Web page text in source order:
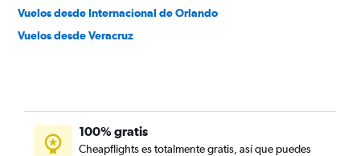
Vuelos desde Internacional de Orlando
Vuelos desde Veracruz
100% gratis
Cheapflights es totalmente gratis, así que puedes